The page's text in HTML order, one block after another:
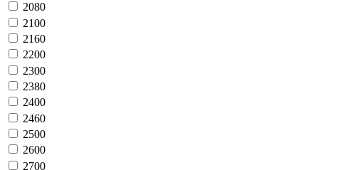
2080
2100
2160
2200
2300
2380
2400
2460
2500
2600
2700